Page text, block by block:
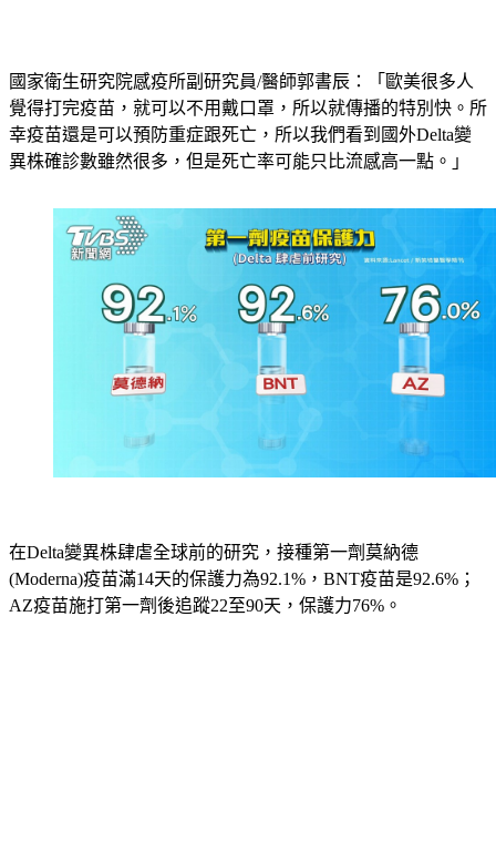
國家衛生研究院感疫所副研究員/醫師郭書辰：「歐美很多人
覺得打完疫苗，就可以不用戴口罩，所以就傳播的特別快。所
幸疫苗還是可以預防重症跟死亡，所以我們看到國外Delta變
異株確診數雖然很多，但是死亡率可能只比流感高一點。」
在Delta變異株肆虐全球前的研究，接種第一劑莫納德
(Moderna)疫苗滿14天的保護力為92.1%，BNT疫苗是92.6%；
AZ疫苗施打第一劑後追蹤22至90天，保護力76%。